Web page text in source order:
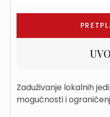
Zaduživanje lokalnih
mogućnosti i